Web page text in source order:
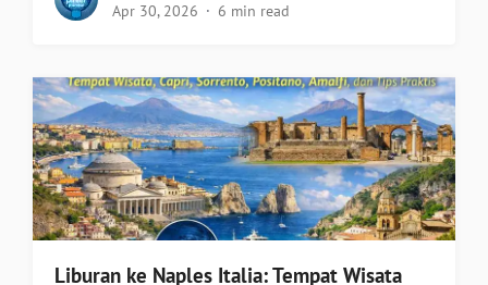
Apr 30, 2026
6 min read
Liburan ke Naples Italia: Tempat Wisata